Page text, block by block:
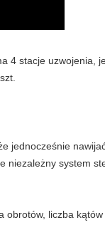
4 stacje uzwojenia,
jednocześnie
niezależny system
liczba